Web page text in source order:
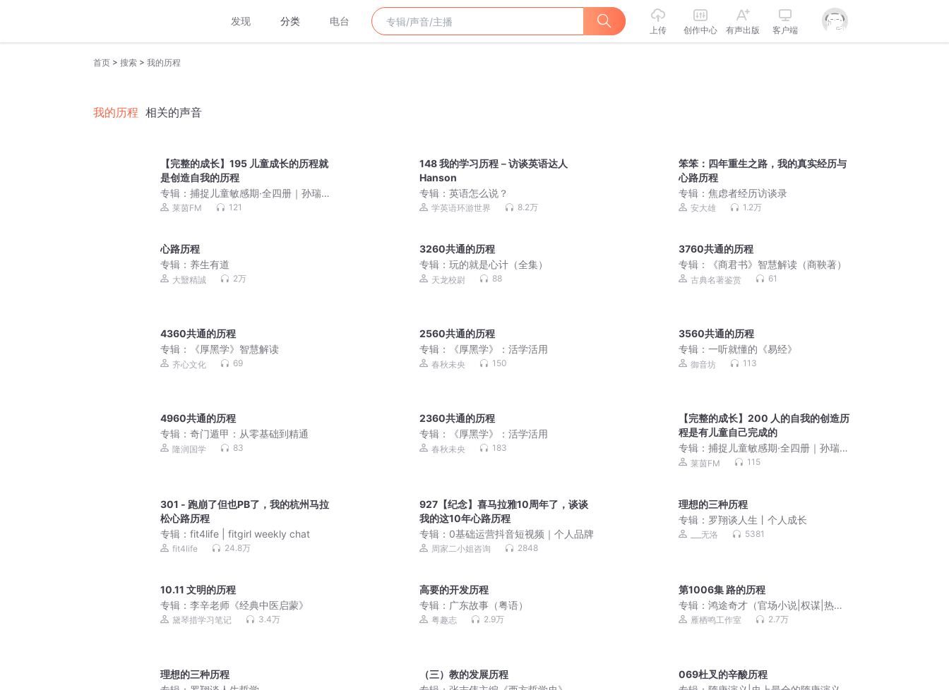
发现 分类 电台
上传 创作中心 有声出版 客户端
首页 > 搜索 > 我的历程
我的历程 相关的声音
【完整的成长】195 儿童成长的历程就
是创造自我的历程
专辑： 捕捉儿童敏感期·全四册｜孙瑞雪
｜真正好的育儿理念，是基于孩子的成
长
莱茵FM 121
148 我的学习历程－访谈英语达人
Hanson
专辑：英语怎么说？
学英语环游世界 8.2万
笨笨：四年重生之路，我的真实经历与
心路历程
专辑：焦虑者经历访谈录
安大雄 1.2万
心路历程
专辑： 养生有道
大毉精誠 2万
3260共通的历程
专辑：玩的就是心计（全集）
天龙校尉 88
3760共通的历程
专辑：
《商君书》智慧解读（商鞅著）
古典名著鉴赏 61
4360共通的历程
专辑：
《厚黑学》智慧解读
齐心文化 69
2560共通的历程
专辑：
《厚黑学》：活学活用
春秋未央 150
3560共通的历程
专辑：一听就懂的《易经》
御音坊 113
4960共通的历程
专辑： 奇门遁甲：从零基础到精通
隆润国学 83
2360共通的历程
专辑：
《厚黑学》：活学活用
春秋未央 183
【完整的成长】200 人的自我的创造历
程是有儿童自己完成的
专辑：捕捉儿童敏感期·全四册｜孙瑞雪
｜真正好的育儿理念，是基于孩子的成
长
莱茵FM 115
301 - 跑崩了但也PB了，我的杭州马拉
松心路历程
专辑： fit4life | fitgirl weekly chat
fit4life 24.8万
927【纪念】喜马拉雅10周年了，谈谈
我的这10年心路历程
专辑： 0基础运营抖音短视频｜个人品牌
周家二小姐咨询 2848
理想的三种历程
专辑： 罗翔谈人生丨个人成长
___无洛 5381
10.11 文明的历程
专辑： 李辛老师《经典中医启蒙》
黛琴措学习笔记 3.4万
高要的开发历程
专辑： 广东故事（粤语）
粤趣志 2.9万
第1006集 路的历程
专辑：鸿途奇才（官场小说|权谋|热
血|vip免费多人剧）
雁栖鸣工作室 2.7万
理想的三种历程
（三）教的发展历程
069杜叉的辛酸历程